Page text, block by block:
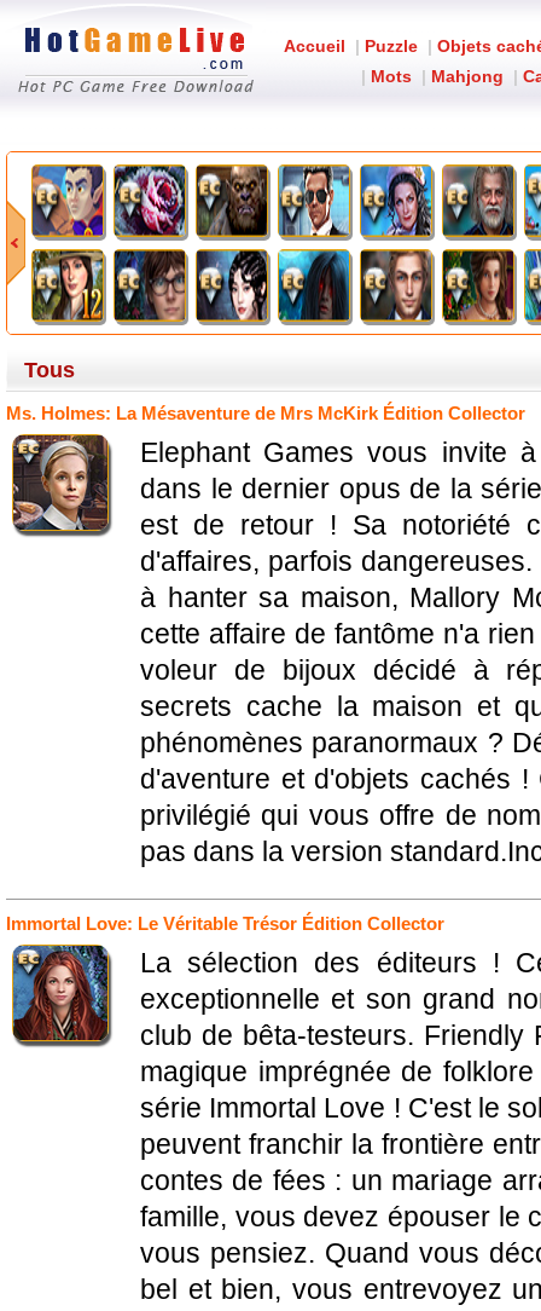
Accueil | Puzzle | Objets
| Mots | Mahjong |
Tous
Ms. Holmes: La Mésaventure de Mrs McKirk Édition Collector
Elephant Games vous invite
dans le dernier opus de la
est de retour ! Sa notoriété
d'affaires, parfois
à hanter sa maison, Mallory
cette affaire de fantôme n'a
voleur de bijoux décidé à
secrets cache la maison et
phénomènes paranormaux ?
d'aventure et d'objets cachés
privilégié qui vous offre de
pas dans la version
Immortal Love: Le Véritable Trésor Édition Collector
La sélection des éditeurs !
exceptionnelle et son grand
club de bêta-testeurs.
magique imprégnée de
série Immortal Love ! C'est le
peuvent franchir la frontière
contes de fées : un mariage
famille, vous devez épouser le
vous pensiez. Quand vous
bel et bien, vous entrevoyez